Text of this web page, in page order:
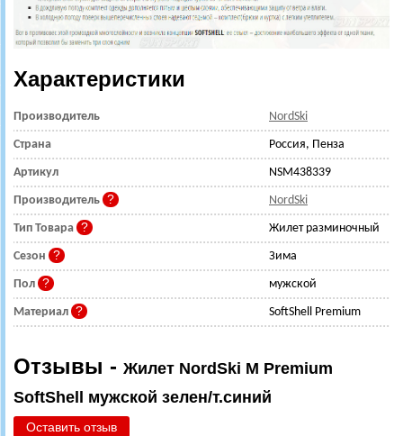
Характеристики
Производитель NordSki
Страна Россия, Пенза
Артикул NSM438339
Производитель NordSki
Тип Товара Жилет разминочный
Сезон Зима
Пол мужской
Материал SoftShell Premium
Отзывы - Жилет NordSki M Premium
SoftShell мужской зелен/т.синий
Оставить отзыв